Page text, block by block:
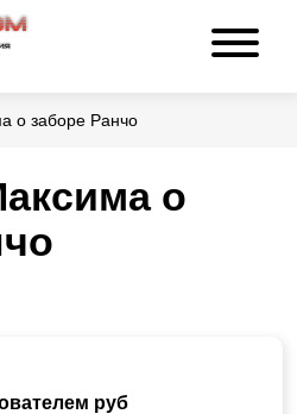
о заборе Ранчо
о
руб